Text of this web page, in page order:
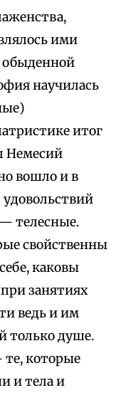
ими
научилась
итог
Немесий
вошло и в
телесные.
свойственны
каковы
занятиях
ведь и им
только душе.
которые
и тела и